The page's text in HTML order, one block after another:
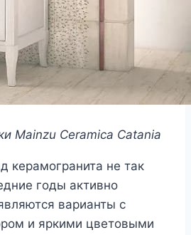
Mainzu Ceramica Catania
керамогранита не так
годы активно
варианты с
и яркими цветовыми